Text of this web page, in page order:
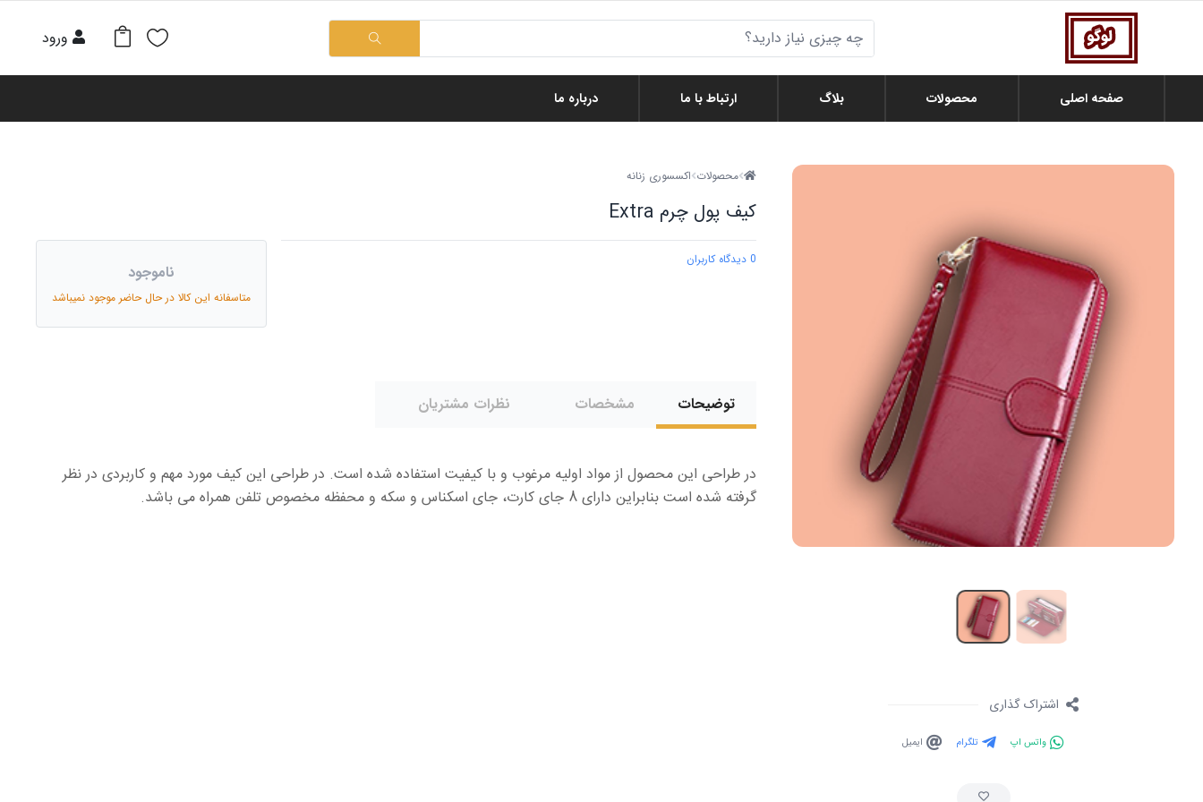
ورود
صفحه اصلی محصولات بلاگ ارتباط با ما درباره ما
اشتراک گذاری
واتس اپ تلگرام ایمیل
محصولات اکسسوری زنانه
کیف پول چرم Extra
0 دیدگاه کاربران
ناموجود
متاسفانه این کالا در حال حاضر موجود نمیباشد
توضیحات مشخصات نظرات مشتریان
در طراحی این محصول از مواد اولیه مرغوب و با کیفیت استفاده شده است. در طراحی این کیف مورد مهم و کاربردی در نظر
گرفته شده است بنابراین دارای 8 جای کارت، جای اسکناس و سکه و محفظه مخصوص تلفن همراه می باشد.